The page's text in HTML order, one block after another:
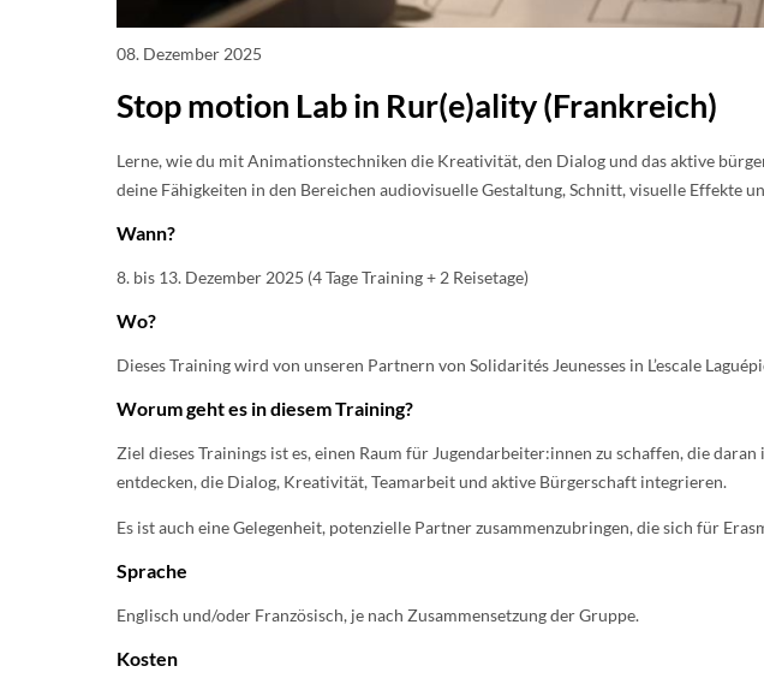
08. Dezember 2025
Stop motion Lab in Rur(e)ality (Frankreich)
Lerne, wie du mit Animationstechniken die Kreativität, den Dialog und das aktive
deine Fähigkeiten in den Bereichen audiovisuelle Gestaltung, Schnitt, visuelle Effekte
Wann?
8. bis 13. Dezember 2025 (4 Tage Training + 2 Reisetage)
Wo?
Dieses Training wird von unseren Partnern von Solidarités Jeunesses in L’escale
Worum geht es in diesem Training?
Ziel dieses Trainings ist es, einen Raum für Jugendarbeiter:innen zu schaffen, die
entdecken, die Dialog, Kreativität, Teamarbeit und aktive Bürgerschaft integrieren.
Es ist auch eine Gelegenheit, potenzielle Partner zusammenzubringen, die sich für
Sprache
Englisch und/oder Französisch, je nach Zusammensetzung der Gruppe.
Kosten